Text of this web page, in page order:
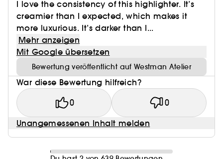
I love the consistency of this highlighter. It’s
creamier than I expected, which makes it
more luxurious. It’s darker than I...
Mehr anzeigen
Mit Google übersetzen
Bewertung veröffentlicht auf Westman Atelier
War diese Bewertung hilfreich?
0 0
Unangemessenen Inhalt melden